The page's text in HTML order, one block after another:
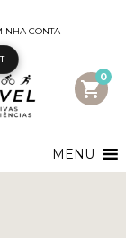
CONTA
shopping_cart
0
MENU